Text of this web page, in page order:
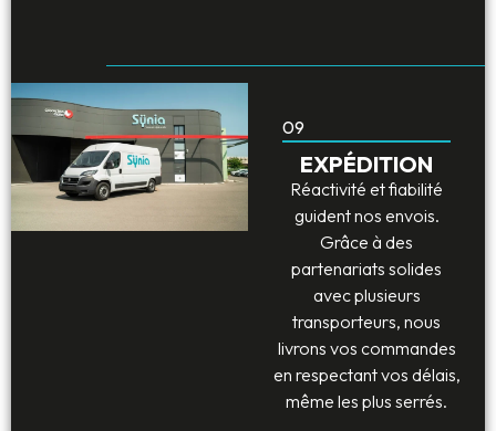
09
EXPÉDITION
Réactivité et fiabilité
guident nos envois.
Grâce à des
partenariats solides
avec plusieurs
transporteurs, nous
livrons vos commandes
en respectant vos délais,
même les plus serrés.